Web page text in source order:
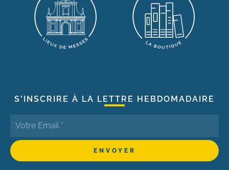
S'INSCRIRE À LA LETTRE HEBDOMADAIRE